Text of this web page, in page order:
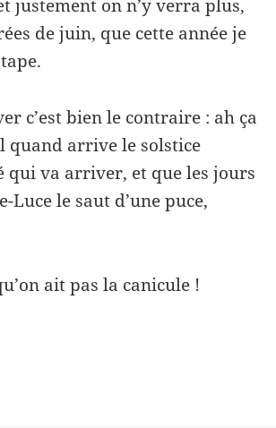
justement on n’y verra plus,
de juin, que cette année je
c’est bien le contraire : ah ça
quand arrive le solstice
qui va arriver, et que les jours
le saut d’une puce,
ait pas la canicule !